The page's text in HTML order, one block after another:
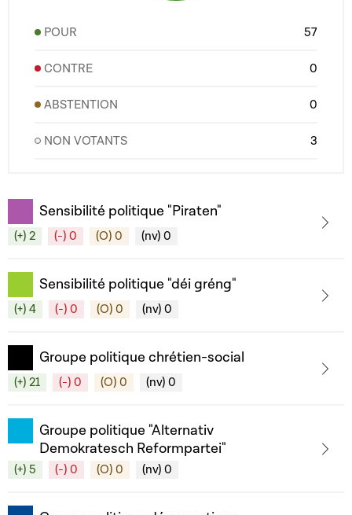
POUR 57
CONTRE 0
ABSTENTION 0
NON VOTANTS 3
Sensibilité politique "Piraten"
(+) 2 (-) 0 (O) 0 (nv) 0
Sensibilité politique "déi gréng"
(+) 4 (-) 0 (O) 0 (nv) 0
Groupe politique chrétien-social
(+) 21 (-) 0 (O) 0 (nv) 0
Groupe politique "Alternativ
Demokratesch Reformpartei"
(+) 5 (-) 0 (O) 0 (nv) 0